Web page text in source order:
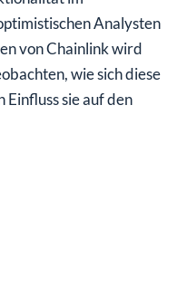
Analysten
von Chainlink wird
wie sich diese
sie auf den